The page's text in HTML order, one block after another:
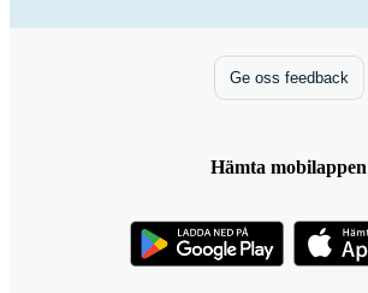
Ge oss feedback
Hämta mobilappen